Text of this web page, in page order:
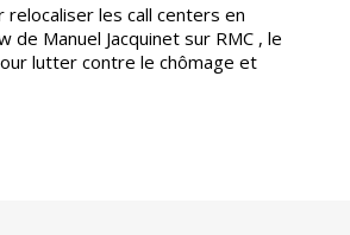
relocaliser les call centers en
de Manuel Jacquinet sur RMC , le
lutter contre le chômage et